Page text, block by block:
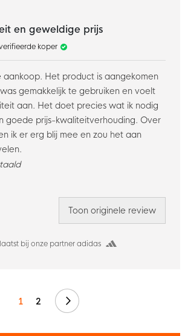
bij onze partner adidas
en geweldige prijs
koper
aankoop. Het product is aangekomen
gemakkelijk te gebruiken en voelt
aan. Het doet precies wat ik nodig
goede prijs-kwaliteitverhouding. Over
ik er erg blij mee en zou het aan
Toon originele review
1 2 Volgende